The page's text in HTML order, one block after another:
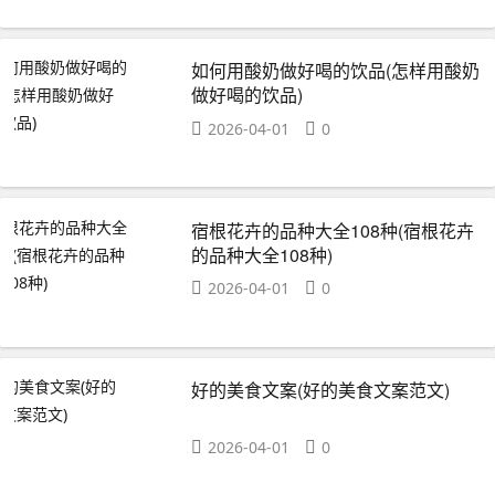
如何用酸奶做好喝的饮品(怎样用酸奶
做好喝的饮品)
2026-04-01 0
宿根花卉的品种大全108种(宿根花卉
的品种大全108种)
2026-04-01 0
好的美食文案(好的美食文案范文)
2026-04-01 0